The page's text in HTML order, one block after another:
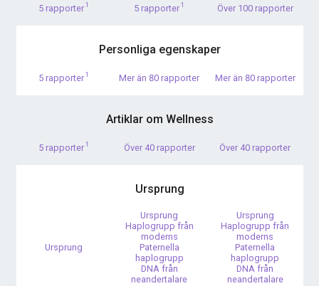
5 rapporter 1 5 rapporter 1 Över 100 rapporter
Personliga egenskaper
5 rapporter 1 Mer än 80 rapporter Mer än 80 rapporter
Artiklar om Wellness
5 rapporter 1 Över 40 rapporter Över 40 rapporter
Ursprung
Ursprung
Ursprung
Haplogrupp från
moderns
Paternella
haplogrupp
DNA från
neandertalare
Ursprung
Haplogrupp från
moderns
Paternella
haplogrupp
DNA från
neandertalare